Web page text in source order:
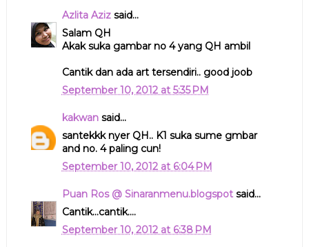
Azlita Azizsaid...
Salam QH
Akak suka gambar no 4 yang QH ambil
Cantik dan ada art tersendiri.. good joob
September 10, 2012 at 5:35 PM
kakwansaid...
santekkk nyer QH.. K1 suka sume gmbar
and no. 4 paling cun!
September 10, 2012 at 6:04 PM
Puan Ros @ Sinaranmenu.blogspotsaid...
Cantik...cantik....
September 10, 2012 at 6:38 PM